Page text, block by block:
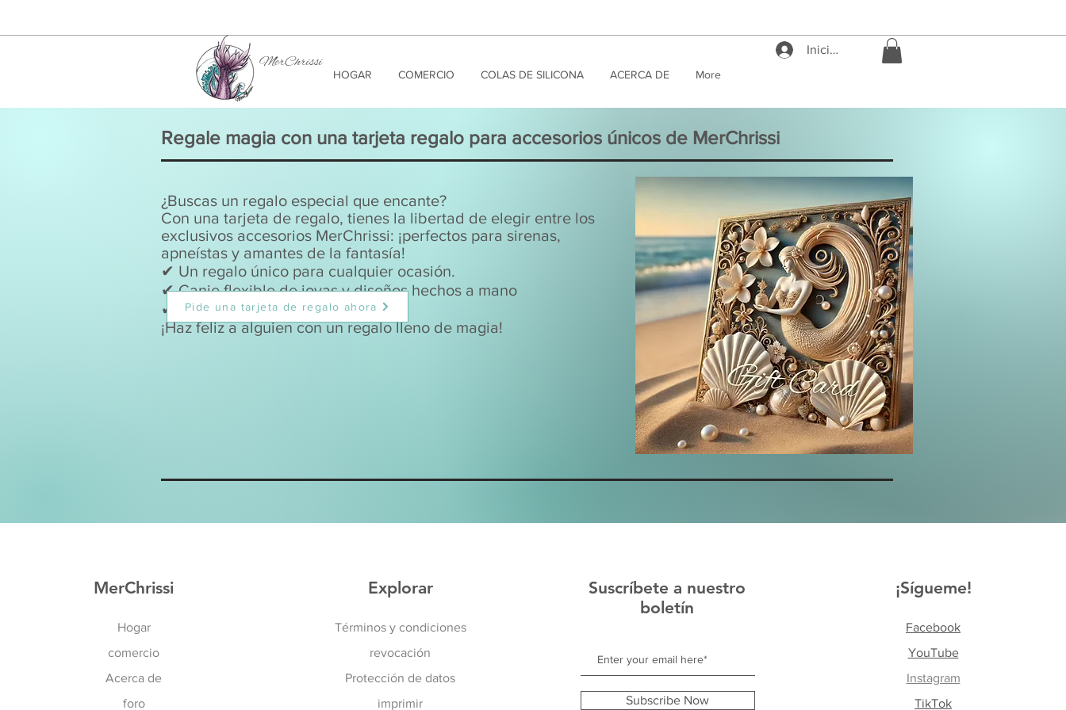
MerChrissi
HOGAR COMERCIO COLAS DE SILICONA ACERCA DE More
Iniciar sesión
Regale magia con una tarjeta regalo para accesorios únicos de MerChrissi
¿Buscas un regalo especial que encante?
Con una tarjeta de regalo, tienes la libertad de elegir entre los
exclusivos accesorios MerChrissi: ¡perfectos para sirenas,
apneístas y amantes de la fantasía!
✔ Un regalo único para cualquier ocasión.
✔ Canje flexible de joyas y diseños hechos a mano
✔ Hace realidad los sueños
¡Haz feliz a alguien con un regalo lleno de magia!
Pide una tarjeta de regalo ahora
MerChrissi
Hogar
comercio
Acerca de
foro
Explorar
Términos y condiciones
revocación
Protección de datos
imprimir
Suscríbete a nuestro
boletín
Subscribe Now
¡Sígueme!
Facebook
YouTube
Instagram
TikTok